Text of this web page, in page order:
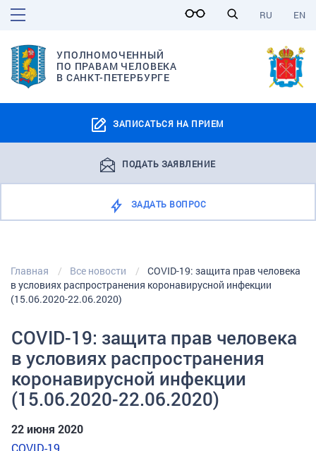
EN
RU
УПОЛНОМОЧЕННЫЙ
ПО ПРАВАМ ЧЕЛОВЕКА
В САНКТ-ПЕТЕРБУРГЕ
ЗАПИСАТЬСЯ НА ПРИЕМ
ПОДАТЬ ЗАЯВЛЕНИЕ
ЗАДАТЬ ВОПРОС
Главная Все новости
COVID-19: защита прав человека
в условиях распространения коронавирусной инфекции
(15.06.2020-22.06.2020)
COVID-19: защита прав человека
в условиях распространения
коронавирусной инфекции
(15.06.2020-22.06.2020)
22 июня 2020
COVID-19